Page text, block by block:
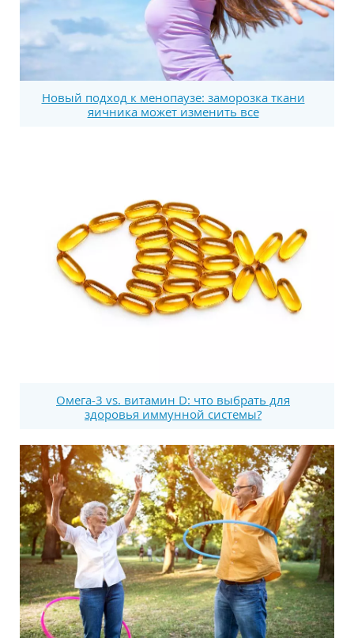
Новый подход к менопаузе: заморозка ткани
яичника может изменить все
Омега-3 vs. витамин D: что выбрать для
здоровья иммунной системы?